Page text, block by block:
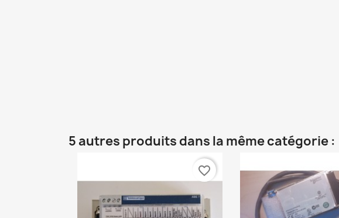
5 autres produits dans la même catégorie :
favorite_border